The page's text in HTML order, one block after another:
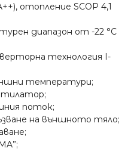
отопление SCOP 4,1
диапазон от -22 °C
технология I-
температури;
поток;
на външното тяло;